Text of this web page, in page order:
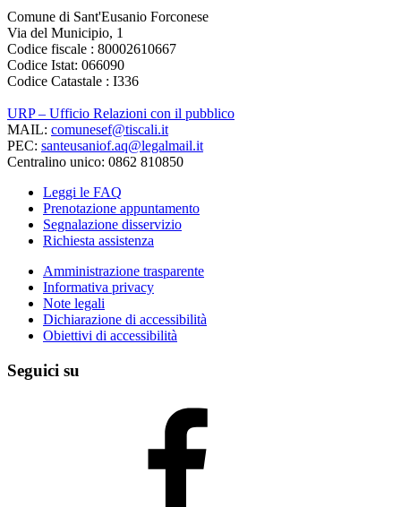
Comune di Sant'Eusanio Forconese
Via del Municipio, 1
Codice fiscale : 80002610667
Codice Istat: 066090
Codice Catastale : I336
URP – Ufficio Relazioni con il pubblico
MAIL: comunesef@tiscali.it
PEC: santeusaniof.aq@legalmail.it
Centralino unico: 0862 810850
Leggi le FAQ
Prenotazione appuntamento
Segnalazione disservizio
Richiesta assistenza
Amministrazione trasparente
Informativa privacy
Note legali
Dichiarazione di accessibilità
Obiettivi di accessibilità
Seguici su